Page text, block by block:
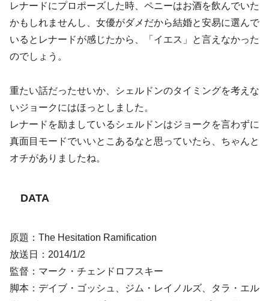
レナードにプロポーズした時、ペニーはお酒を飲んでいた
かもしれませんし、女優がダメだから結婚と安易に選んで
いるとレナードが感じたから、「イエス」と言えなかった
のでしょう。
重たい話だったせいか、シェルドンのタイミングを考えな
いジョークにはほっとしました。
レナードを励ましているシェルドンはジョークを言わずに
真面目モードでいいとこあるなと思っていたら、ちゃんと
オチがありましたね。
DATA
原題：The Hesitation Ramification
放送日：2014/1/2
監督：マーク・チェンドロフスキー
脚本：デイブ・ゴッシュ、ジム・レイノルズ、タラ・エル